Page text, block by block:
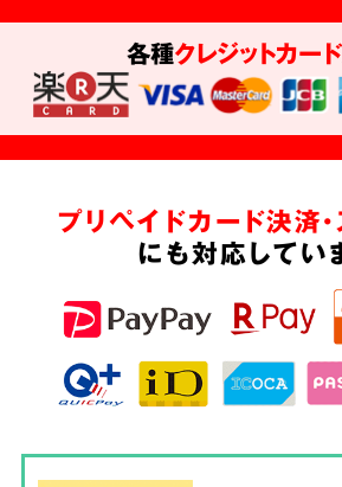
各種クレジットカード
プリペイドカード決済
にも対応してい